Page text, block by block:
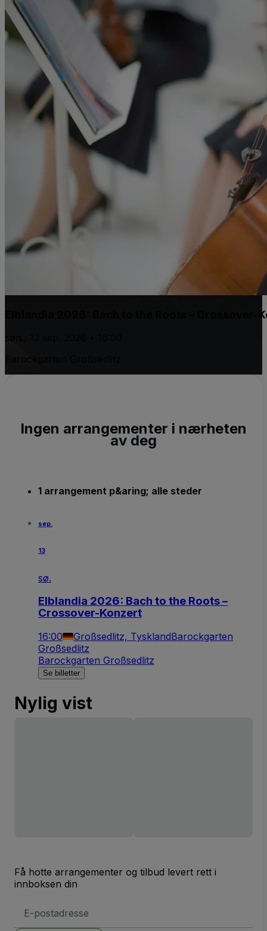
Elblandia 2026: Bach to the Roots – Crossover-
søn., 13 sep. 2026 • 16:00
Ingen arrangementer i nærheten
av deg
1 arrangement p&aring; alle steder
sep.
13
sø.
Elblandia 2026: Bach to the Roots –
Crossover-Konzert
16:00 Großsedlitz, TysklandBarockgarten
Großsedlitz
Barockgarten Großsedlitz
Se billetter
Nylig vist
Få hotte arrangementer og tilbud levert rett i
innboksen din
postadresse